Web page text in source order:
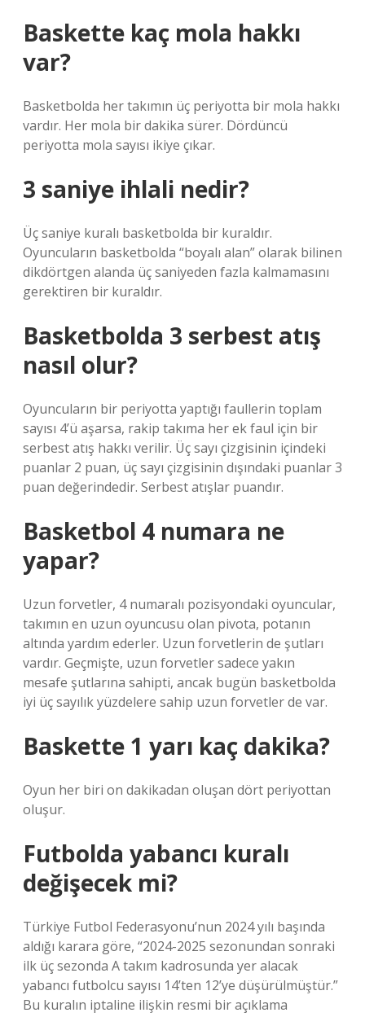
Baskette kaç mola hakkı
var?
Basketbolda her takımın üç periyotta bir mola hakkı
vardır. Her mola bir dakika sürer. Dördüncü
periyotta mola sayısı ikiye çıkar.
3 saniye ihlali nedir?
Üç saniye kuralı basketbolda bir kuraldır.
Oyuncuların basketbolda “boyalı alan” olarak bilinen
dikdörtgen alanda üç saniyeden fazla kalmamasını
gerektiren bir kuraldır.
Basketbolda 3 serbest atış
nasıl olur?
Oyuncuların bir periyotta yaptığı faullerin toplam
sayısı 4’ü aşarsa, rakip takıma her ek faul için bir
serbest atış hakkı verilir. Üç sayı çizgisinin içindeki
puanlar 2 puan, üç sayı çizgisinin dışındaki puanlar 3
puan değerindedir. Serbest atışlar puandır.
Basketbol 4 numara ne
yapar?
Uzun forvetler, 4 numaralı pozisyondaki oyuncular,
takımın en uzun oyuncusu olan pivota, potanın
altında yardım ederler. Uzun forvetlerin de şutları
vardır. Geçmişte, uzun forvetler sadece yakın
mesafe şutlarına sahipti, ancak bugün basketbolda
iyi üç sayılık yüzdelere sahip uzun forvetler de var.
Baskette 1 yarı kaç dakika?
Oyun her biri on dakikadan oluşan dört periyottan
oluşur.
Futbolda yabancı kuralı
değişecek mi?
Türkiye Futbol Federasyonu’nun 2024 yılı başında
aldığı karara göre, “2024-2025 sezonundan sonraki
ilk üç sezonda A takım kadrosunda yer alacak
yabancı futbolcu sayısı 14’ten 12’ye düşürülmüştür.”
Bu kuralın iptaline ilişkin resmi bir açıklama